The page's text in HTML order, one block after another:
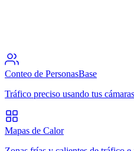
Conteo de PersonasBase
Tráfico preciso usando tus
Mapas de Calor